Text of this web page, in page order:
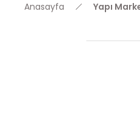
Anasayfa Yapı